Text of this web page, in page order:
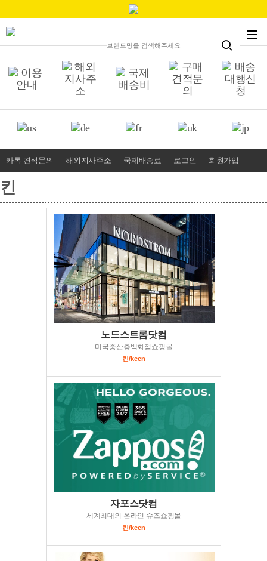
카톡 견적문의 해외지사주소 국제배송료 로그인 회원가입
킨
노드스트롬닷컴
미국중산층백화점쇼핑몰
킨/keen
자포스닷컴
세계최대의 온라인 슈즈쇼핑몰
킨/keen